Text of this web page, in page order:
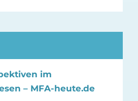
im
– MFA-heute.de